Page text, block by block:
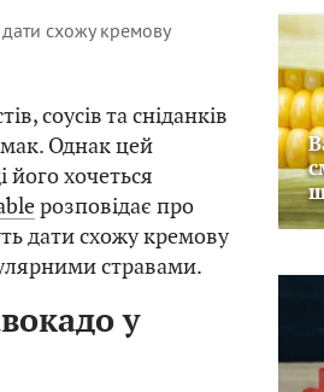
дати схожу кремову
соусів та сніданків
Однак цей
його хочеться
розповідає про
дати схожу кремову
стравами.
у